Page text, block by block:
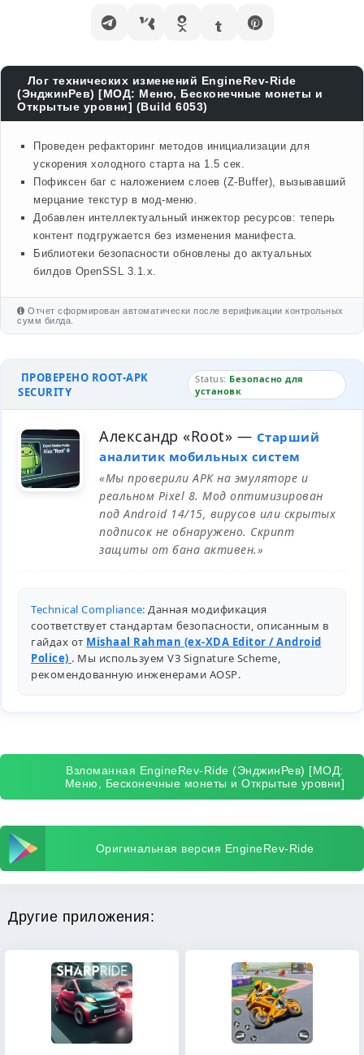
Лог технических изменений EngineRev-Ride
(ЭнджинРев) [МОД: Меню, Бесконечные монеты и
Открытые уровни] (Build 6053)
Проведен рефакторинг методов инициализации для
ускорения холодного старта на 1.5 сек.
Пофиксен баг с наложением слоев (Z-Buffer), вызывавший
мерцание текстур в мод-меню.
Добавлен интеллектуальный инжектор ресурсов: теперь
контент подгружается без изменения манифеста.
Библиотеки безопасности обновлены до актуальных
билдов OpenSSL 3.1.x.
Отчет сформирован автоматически после верификации контрольных
сумм билда.
ПРОВЕРЕНО ROOT-APK
SECURITY
Status: Безопасно для
установк
Александр «Root» — Старший
аналитик мобильных систем
«Мы проверили APK на эмуляторе и
реальном Pixel 8. Мод оптимизирован
под Android 14/15, вирусов или скрытых
подписок не обнаружено. Скрипт
защиты от бана активен.»
Technical Compliance: Данная модификация
соответствует стандартам безопасности, описанным в
гайдах от Mishaal Rahman (ex-XDA Editor / Android
Police) . Мы используем V3 Signature Scheme,
рекомендованную инженерами AOSP.
Взломанная EngineRev-Ride (ЭнджинРев) [МОД:
Меню, Бесконечные монеты и Открытые уровни]
Оригинальная версия EngineRev-Ride
Другие приложения: